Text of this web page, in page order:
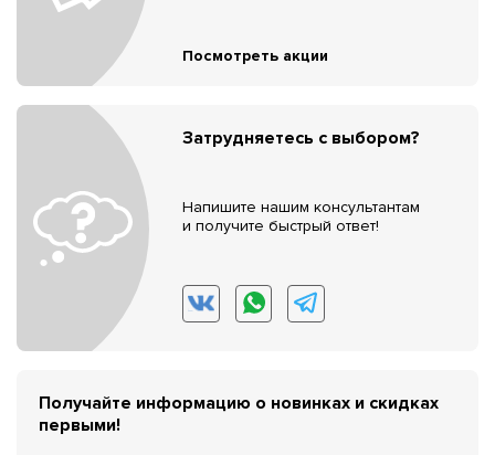
Посмотреть акции
Затрудняетесь с выбором?
Напишите нашим консультантам
и получите быстрый ответ!
Получайте информацию о новинках и скидках
первыми!